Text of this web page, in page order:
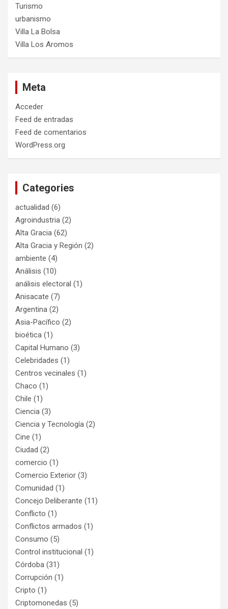
Turismo
urbanismo
Villa La Bolsa
Villa Los Aromos
Meta
Acceder
Feed de entradas
Feed de comentarios
WordPress.org
Categories
actualidad (6)
Agroindustria (2)
Alta Gracia (62)
Alta Gracia y Región (2)
ambiente (4)
Análisis (10)
análisis electoral (1)
Anisacate (7)
Argentina (2)
Asia-Pacífico (2)
bioética (1)
Capital Humano (3)
Celebridades (1)
Centros vecinales (1)
Chaco (1)
Chile (1)
Ciencia (3)
Ciencia y Tecnología (2)
Cine (1)
Ciudad (2)
comercio (1)
Comercio Exterior (3)
Comunidad (1)
Concejo Deliberante (11)
Conflicto (1)
Conflictos armados (1)
Consumo (5)
Control institucional (1)
Córdoba (31)
Corrupción (1)
Cripto (1)
Criptomonedas (5)